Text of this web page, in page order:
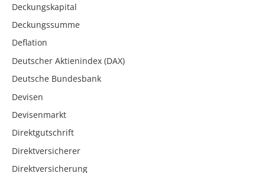
Deckungskapital
Deckungssumme
Deflation
Deutscher Aktienindex (DAX)
Deutsche Bundesbank
Devisen
Devisenmarkt
Direktgutschrift
Direktversicherer
Direktversicherung